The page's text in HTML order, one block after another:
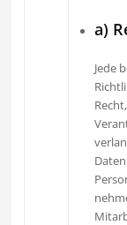
a)
Jede